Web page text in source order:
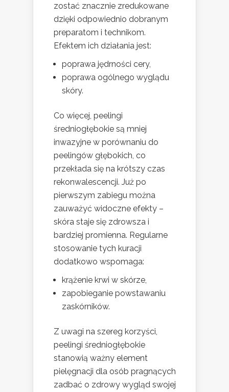
zostać znacznie zredukowane
dzięki odpowiednio dobranym
preparatom i technikom.
Efektem ich działania jest:
poprawa jędrności cery,
poprawa ogólnego wyglądu
skóry.
Co więcej, peelingi
średniogłębokie są mniej
inwazyjne w porównaniu do
peelingów głębokich, co
przekłada się na krótszy czas
rekonwalescencji. Już po
pierwszym zabiegu można
zauważyć widoczne efekty –
skóra staje się zdrowsza i
bardziej promienna. Regularne
stosowanie tych kuracji
dodatkowo wspomaga:
krążenie krwi w skórze,
zapobieganie powstawaniu
zaskórników.
Z uwagi na szereg korzyści,
peelingi średniogłębokie
stanowią ważny element
pielęgnacji dla osób pragnących
zadbać o zdrowy wygląd swojej